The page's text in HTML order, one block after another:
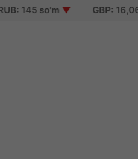
145 so'm▼ GBP: 16,066